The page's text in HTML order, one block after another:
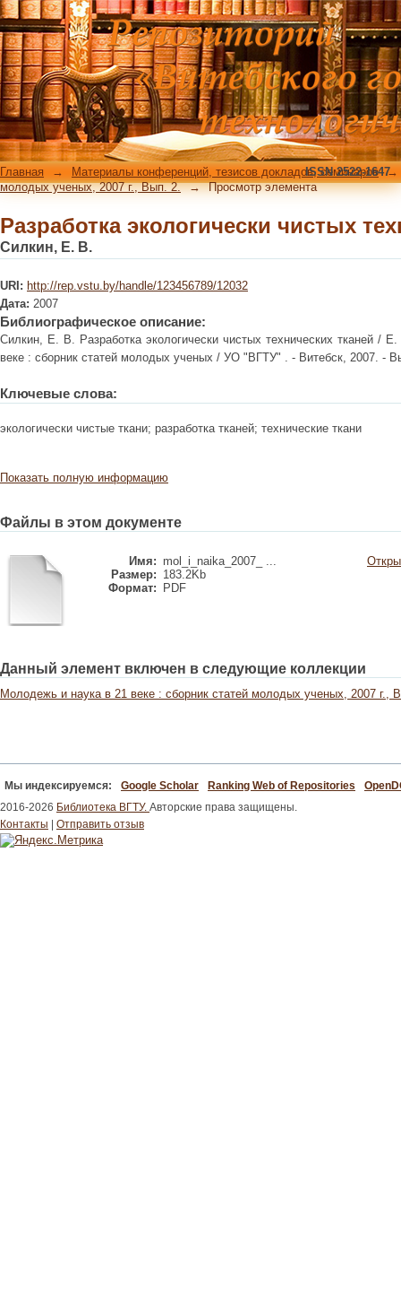
Разработка экологически чистых
Главная → Материалы конференций, тезисов докладов, семинаров →
молодых ученых, 2007 г., Вып. 2. → Просмотр элемента
ISSN 2522-1647
Разработка экологически чистых
Силкин, Е. В.
URI: http://rep.vstu.by/handle/123456789/12032
Дата: 2007
Библиографическое описание:
Силкин, Е. В. Разработка экологически чистых технических тканей /
веке : сборник статей молодых ученых / УО "ВГТУ" . - Витебск, 2007. -
Ключевые слова:
экологически чистые ткани; разработка тканей; технические ткани
Показать полную информацию
Файлы в этом документе
Имя: mol_i_naika_2007_ ...
Размер: 183.2Kb
Формат:
PDF
Данный элемент включен в следующие коллекции
Молодежь и наука в 21 веке : сборник статей молодых ученых, 2007 г.,
Мы индексируемся: Google Scholar Ranking Web of Repositories
2016-2026 Библиотека ВГТУ. Авторские права защищены.
Контакты
Отправить отзыв